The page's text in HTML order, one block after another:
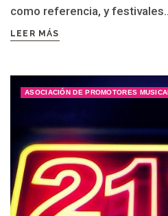
como referencia, y
LEER MÁS
ASOCIACIÓN DE PROMOTORES